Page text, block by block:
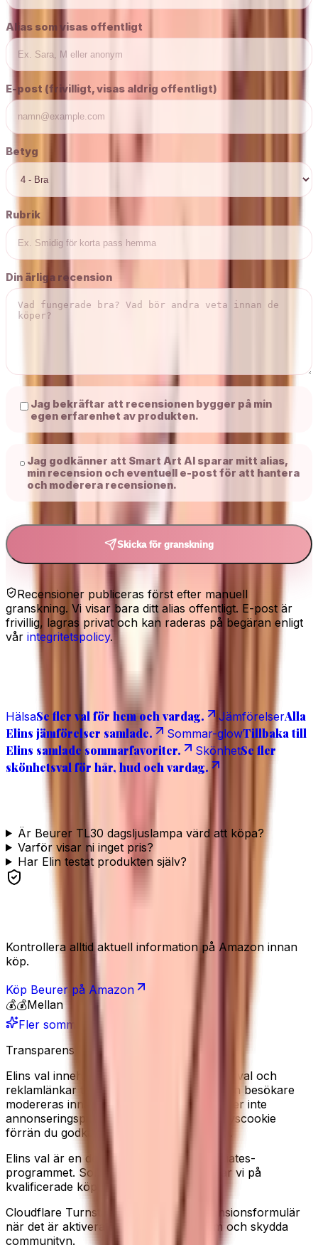
Alias som visas offentligt
E-post (frivilligt, visas aldrig offentligt)
Betyg
Rubrik
Din ärliga recension
Jag bekräftar att recensionen bygger på min
egen erfarenhet av produkten.
Jag godkänner att Smart Art AI sparar mitt alias,
min recension och eventuell e-post för att hantera
och moderera recensionen.
Skicka för granskning
Recensioner publiceras först efter manuell
granskning. Vi visar bara ditt alias offentligt. E-post är
frivillig, lagras privat och kan raderas på begäran enligt
vår integritetspolicy.
Relaterat
HälsaSe fler val för hem och vardag. JämförelserAlla
Elins jämförelser samlade.
Sommar-glowTillbaka till
Elins samlade sommarfavoriter.
SkönhetSe fler
skönhetsval för hår, hud och vardag.
Vanliga frågor
Är Beurer TL30 dagsljuslampa värd att köpa?
Varför visar ni inget pris?
Har Elin testat produkten själv?
Se produkten
Kontrollera alltid aktuell information på Amazon innan
köp.
Köp Beurer på Amazon
💰💰Mellan
Fler sommarfavoriter
Transparens
Elins val innehåller redaktionella produkturval och
reklamlänkar till Amazon. Recensioner från besökare
modereras innan de publiceras. Vi använder inte
annonseringspixlar, och sätter ingen analyscookie
förrän du godkänner det i cookiebannern.
Elins val är en deltagare i Amazon Associates-
programmet. Som Amazon-partner tjänar vi på
kvalificerade köp.
Cloudflare Turnstile kan laddas på recensionsformulär
när det är aktiverat, för att minska spam och skydda
communityn.